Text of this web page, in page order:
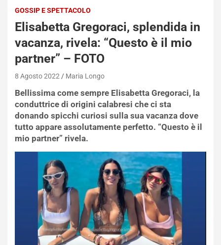
GOSSIP E SPETTACOLO
Elisabetta Gregoraci, splendida in
vacanza, rivela: “Questo è il mio
partner” – FOTO
8 Agosto 2022 Maria Longo
Bellissima come sempre Elisabetta Gregoraci, la
conduttrice di origini calabresi che ci sta
donando spicchi curiosi sulla sua vacanza dove
tutto appare assolutamente perfetto. “Questo è il
mio partner” rivela.